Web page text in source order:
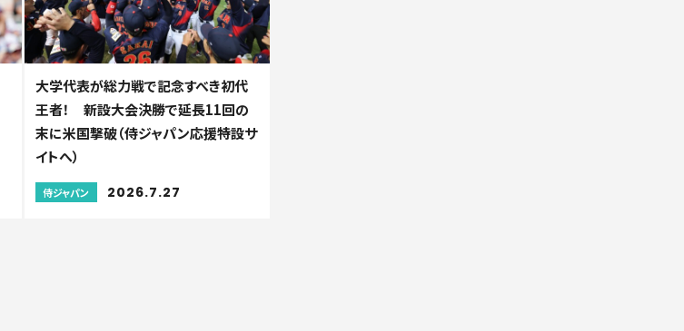
大学代表が総力戦で記念すべき初代
王者！ 新設大会決勝で延長11回の
末に米国撃破（侍ジャパン応援特設サ
イトへ）
侍ジャパン 2026.7.27